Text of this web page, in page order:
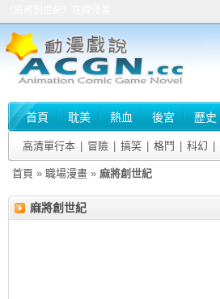
首頁 耽美 熱血 後宮 歷史
高清單行本 冒險 搞笑 格鬥 科幻
首頁 » 職場漫畫 » 麻將創世紀
麻將創世紀